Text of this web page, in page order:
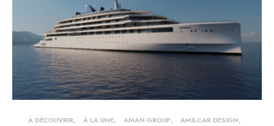
À DÉCOUVRIR À LA UNE AMAN GROUP
AMILCAR DESIGN